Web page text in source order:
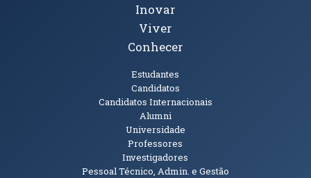
Inovar
Viver
Conhecer
Estudantes
Candidatos
Candidatos Internacionais
Alumni
Universidade
Professores
Investigadores
Pessoal Técnico, Admin. e Gestão